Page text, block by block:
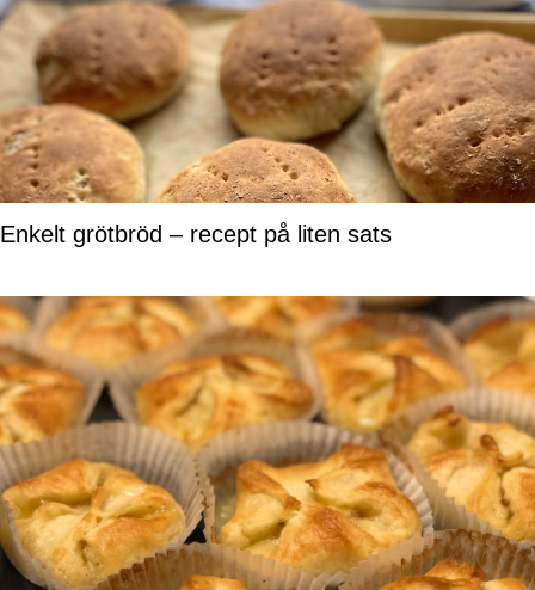
Enkelt grötbröd – recept på liten sats